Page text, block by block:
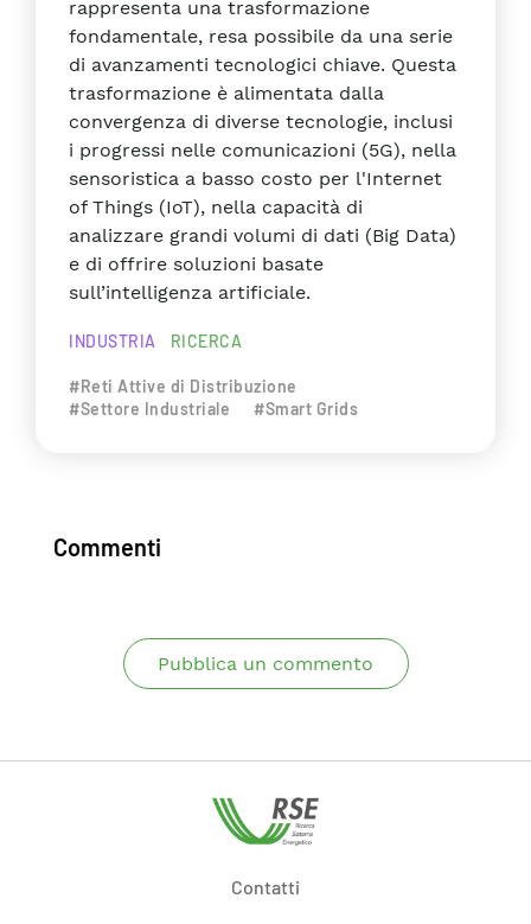
rappresenta una trasformazione
fondamentale, resa possibile da una serie
di avanzamenti tecnologici chiave. Questa
trasformazione è alimentata dalla
convergenza di diverse tecnologie, inclusi
i progressi nelle comunicazioni (5G), nella
sensoristica a basso costo per l'Internet
of Things (IoT), nella capacità di
analizzare grandi volumi di dati (Big Data)
e di offrire soluzioni basate
sull’intelligenza artificiale.
INDUSTRIA RICERCA
#Reti Attive di Distribuzione
#Settore Industriale
#Smart Grids
Commenti
Pubblica un commento
Contatti